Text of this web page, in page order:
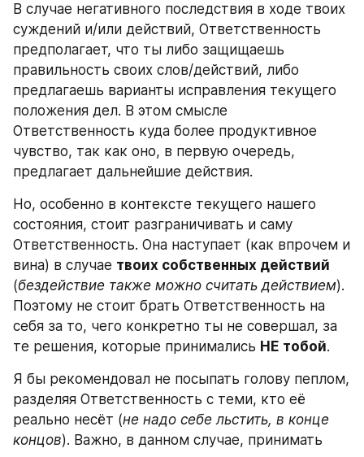
В случае негативного последствия в ходе твоих
суждений и/или действий, Ответственность
предполагает, что ты либо защищаешь
правильность своих слов/действий, либо
предлагаешь варианты исправления текущего
положения дел. В этом смысле
Ответственность куда более продуктивное
чувство, так как оно, в первую очередь,
предлагает дальнейшие действия.
Но, особенно в контексте текущего нашего
состояния, стоит разграничивать и саму
Ответственность. Она наступает (как впрочем и
вина) в случае твоих собственных действий
(бездействие также можно считать действием).
Поэтому не стоит брать Ответственность на
себя за то, чего конкретно ты не совершал, за
те решения, которые принимались НЕ тобой.
Я бы рекомендовал не посыпать голову пеплом,
разделяя Ответственность с теми, кто её
реально несёт (не надо себе льстить, в конце
концов). Важно, в данном случае, принимать